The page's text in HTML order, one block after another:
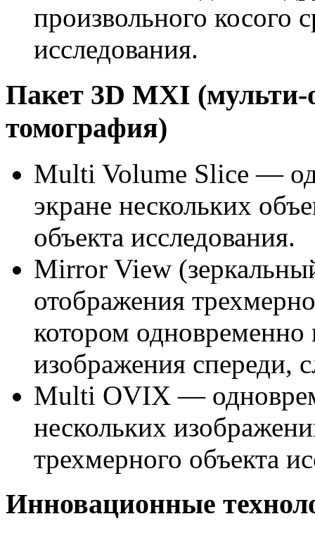
произвольного косого
исследования.
Пакет 3D MXI (мульти-
томография)
Multi Volume Slice —
экране нескольких
объекта исследования.
Mirror View
отображения
котором одновременно
изображения спереди,
Multi OVIX —
нескольких
трехмерного объекта
Инновационные